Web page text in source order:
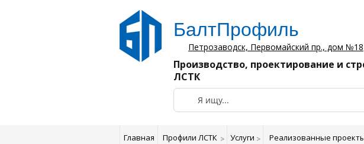
БалтПрофиль
Петрозаводск, Первомайский пр., дом №18
Производство, проектирование и
ЛСТК
Главная Профили ЛСТК Услуги Реализованные